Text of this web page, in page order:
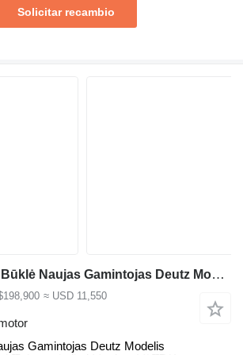
Solicitar recambio
Deutz TCD3.6L4 Būklė Naujas Gamintojas Deutz Modelis TCD3.6L4 Tinka t motor para Manitou MLT41 cargadora telescópica
≈ USD 11,550
Gamintojas Deutz Modelis